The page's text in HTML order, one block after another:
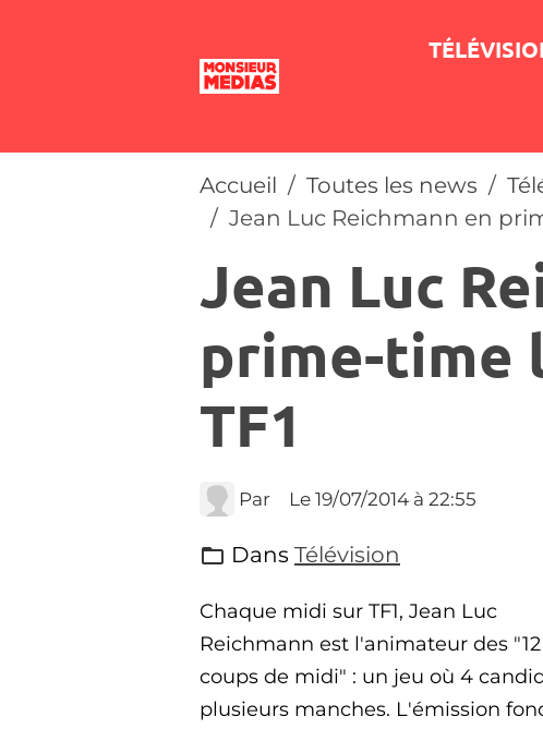
Accueil Toutes les news
Jean Luc Reichmann en
Jean Luc
prime-time
TF1
Par Le 19/07/2014 à 22:55
Dans Télévision
Chaque midi sur TF1, Jean Luc
Reichmann est l'animateur des "12
coups de midi" : un jeu où 4
plusieurs manches. L'émission